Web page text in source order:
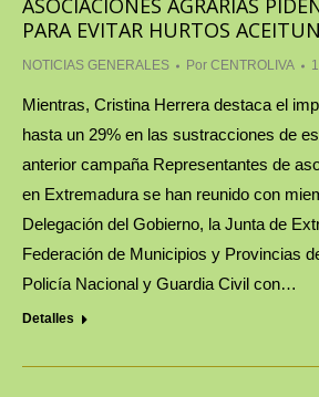
ASOCIACIONES AGRARIAS
PARA EVITAR HURTOS
NOTICIAS GENERALES Por CENTROLIVA
Mientras, Cristina Herrera destaca el
hasta un 29% en las sustracciones de
anterior campaña Representantes de
en Extremadura se han reunido con
Delegación del Gobierno, la Junta de
Federación de Municipios y Provincias
Policía Nacional y Guardia Civil con…
Detalles